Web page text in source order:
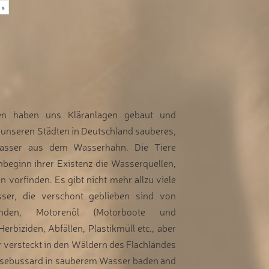
»
haben uns Kläranlagen gebaut und
Städten in Deutschland sauberes,
aus dem Wasserhahn. Die Tiere
ihrer Existenz die Wasserquellen,
vorfinden. Es gibt nicht mehr allzu viele
die verschont geblieben sind von
Motorenöl (Motorboote und
Abfällen, Plastikmüll etc., aber
in den Wäldern des Flachlandes
in sauberem Wasser baden and